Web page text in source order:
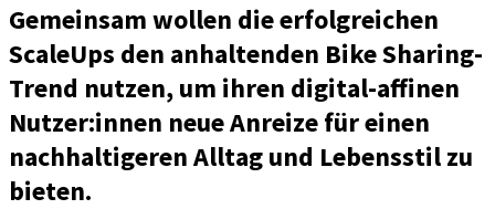
Gemeinsam wollen die erfolgreichen
ScaleUps den anhaltenden Bike Sharing-
Trend nutzen, um ihren digital-affinen
Nutzer:innen neue Anreize für einen
nachhaltigeren Alltag und Lebensstil zu
bieten.